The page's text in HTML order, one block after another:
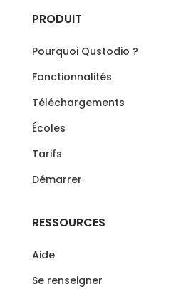
PRODUIT
Pourquoi Qustodio ?
Fonctionnalités
Téléchargements
Écoles
Tarifs
Démarrer
RESSOURCES
Aide
Se renseigner